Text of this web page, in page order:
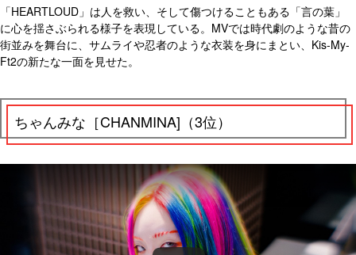
「HEARTLOUD」は人を救い、そして傷つけることもある「言の葉」
に心を揺さぶられる様子を表現している。MVでは時代劇のような昔の
街並みを舞台に、サムライや忍者のような衣装を身にまとい、Kis-My-
Ft2の新たな一面を見せた。
ちゃんみな［CHANMINA]（3位）